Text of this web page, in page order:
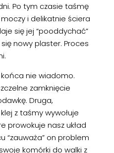
Po tym czasie taśmę
i delikatnie ściera
się jej “pooddychać”
nowy plaster. Proces
nie wiadomo.
zamknięcie
Druga,
z taśmy wywołuje
prowokuje nasz układ
“zauważa” on problem
komórki do walki z